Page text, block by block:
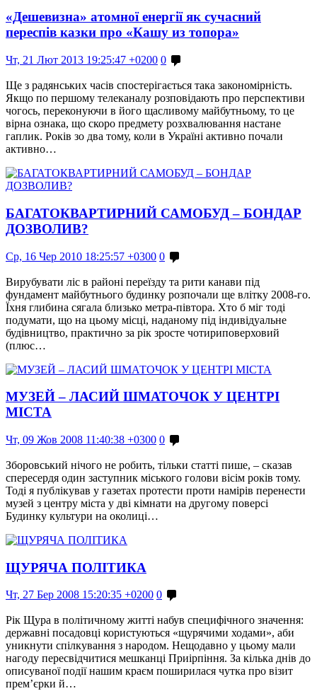
«Дешевизна» атомної енергії як сучасний
переспів казки про «Кашу из топора»
Чт, 21 Лют 2013 19:25:47 +0200 0
Ще з радянських часів спостерігається така закономірність.
Якщо по першому телеканалу розповідають про перспективи
чогось, переконуючи в його щасливому майбутньому, то це
вірна ознака, що скоро предмету розхвалювання настане
гаплик. Років зо два тому, коли в Україні активно почали
активно…
БАГАТОКВАРТИРНИЙ САМОБУД – БОНДАР
ДОЗВОЛИВ?
Ср, 16 Чер 2010 18:25:57 +0300 0
Вирубувати ліс в районі переїзду та рити канави під
фундамент майбутнього будинку розпочали ще влітку 2008-го.
Їхня глибина сягала близько метра-півтора. Хто б міг тоді
подумати, що на цьому місці, наданому під індивідуальне
будівництво, практично за рік зросте чотириповерховий
(плюс…
МУЗЕЙ – ЛАСИЙ ШМАТОЧОК У ЦЕНТРІ
МІСТА
Чт, 09 Жов 2008 11:40:38 +0300 0
Зборовський нічого не робить, тільки статті пише, – сказав
спересердя один заступник міського голови вісім років тому.
Тоді я публікував у газетах протести проти намірів перенести
музей з центру міста у дві кімнати на другому поверсі
Будинку культури на околиці…
ЩУРЯЧА ПОЛІТИКА
Чт, 27 Бер 2008 15:20:35 +0200 0
Рік Щура в політичному житті набув специфічного значення:
державні посадовці користуються «щурячими ходами», аби
уникнути спілкування з народом. Нещодавно у цьому мали
нагоду пересвідчитися мешканці Приірпіння. За кілька днів до
описуваної події нашим краєм поширилася чутка про візит
прем’єрки й…